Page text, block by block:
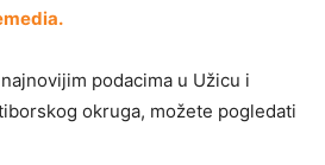
podacima u Užicu i
okruga, možete pogledati